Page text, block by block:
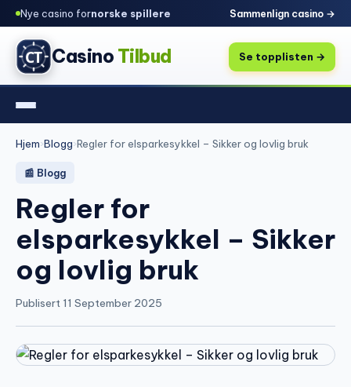
Nye casino fornorske spillere Sammenlign casino →
Casino Tilbud Se topplisten →
Hjem›Blogg›Regler for elsparkesykkel – Sikker og lovlig bruk
📰 Blogg
Regler for
elsparkesykkel – Sikker
og lovlig bruk
Publisert 11 September 2025